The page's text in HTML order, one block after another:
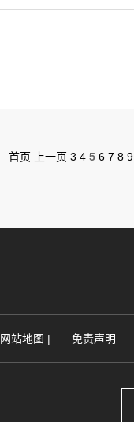
首页 上一页 3 4 5 6 7 8 9
网站地图 | 免责声明